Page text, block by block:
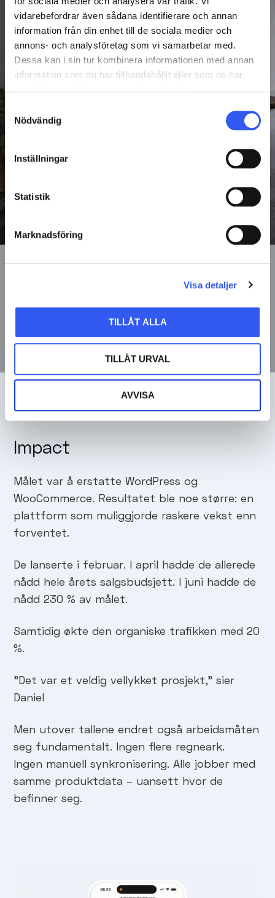
vidarebefordrar även sådana identifierare och annan
information från din enhet till de sociala medier och
annons- och analysföretag som vi samarbetar med.
Dessa kan i sin tur kombinera informationen med annan
information som du har tillhandahållit eller som de har
Nödvändig
Inställningar
Statistik
Marknadsföring
Visa detaljer
TILLÅT ALLA
TILLÅT URVAL
AVVISA
"Norce var det eneste systemet som
oppfylte kravene våre til en rimelig pris.
Kombinasjonen av kostnadseffektivitet og
funksjonalitet gjorde valget enkelt."
svært verdifullt for oss."
Daniel Källstrand Modig,
Impact
Målet var å erstatte WordPress og
WooCommerce. Resultatet ble noe større: en
plattform som muliggjorde raskere vekst enn
forventet.
De lanserte i februar. I april hadde de allerede
nådd hele årets salgsbudsjett. I juni hadde de
nådd 230 % av målet.
Samtidig økte den organiske trafikken med 20
%.
"Det var et veldig vellykket prosjekt," sier
Daniel
Men utover tallene endret også arbeidsmåten
seg fundamentalt. Ingen flere regneark.
Ingen manuell synkronisering. Alle jobber med
samme produktdata – uansett hvor de
befinner seg.